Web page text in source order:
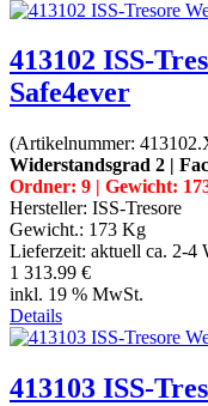
413102 ISS-
Safe4ever
(Artikelnummer:
Widerstandsgrad 2 |
Ordner: 9 | Gewicht:
Hersteller: ISS-Tresore
Gewicht.: 173 Kg
Lieferzeit: aktuell ca. 2-4
1 313.99 €
inkl. 19 % MwSt.
Details
413103 ISS-